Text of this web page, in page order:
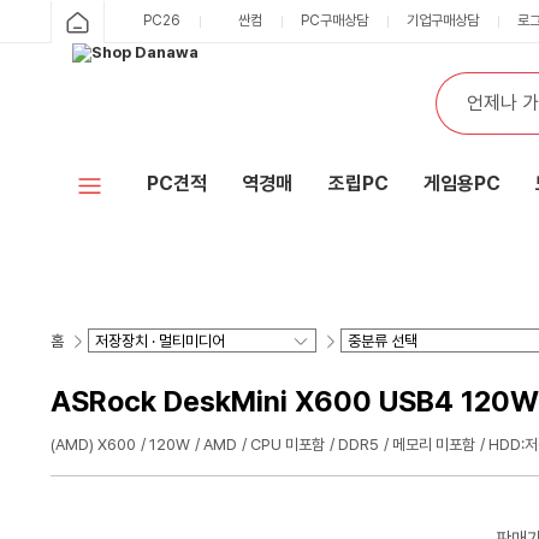
PC26 싼컴 PC구매상담 기업구매상담 로
PC견적 역경매 조립PC 게임용PC
홈
ASRock DeskMini X600 USB4 120W
(AMD) X600 120W AMD CPU 미포함 DDR5 메모리 미포함 HDD:저